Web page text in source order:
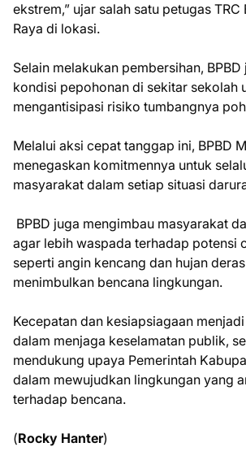
ekstrem,” ujar salah satu petugas TRC
Raya di lokasi.
Selain melakukan pembersihan,
kondisi pepohonan di sekitar sekolah
mengantisipasi risiko tumbangnya
Melalui aksi cepat tanggap ini, BPBD
menegaskan komitmennya untuk
masyarakat dalam setiap situasi
BPBD juga mengimbau masyarakat
agar lebih waspada terhadap potensi
seperti angin kencang dan hujan
menimbulkan bencana lingkungan.
Kecepatan dan kesiapsiagaan
dalam menjaga keselamatan publik,
mendukung upaya Pemerintah
dalam mewujudkan lingkungan yang
terhadap bencana.
(Rocky Hanter)